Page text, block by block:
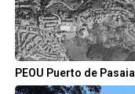
PEOU Puerto de Pasaia